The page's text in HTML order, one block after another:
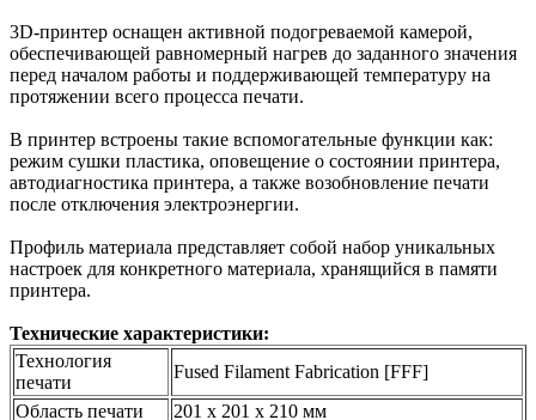
3D-принтер оснащен активной подогреваемой камерой,
обеспечивающей равномерный нагрев до заданного значения
перед началом работы и поддерживающей температуру на
протяжении всего процесса печати.
В принтер встроены такие вспомогательные функции как:
режим сушки пластика, оповещение о состоянии принтера,
автодиагностика принтера, а также возобновление печати
после отключения электроэнергии.
Профиль материала представляет собой набор уникальных
настроек для конкретного материала, хранящийся в памяти
принтера.
Технические характеристики:
Технология
печати
Fused Filament Fabrication [FFF]
Область печати
201 х 201 х 210 мм